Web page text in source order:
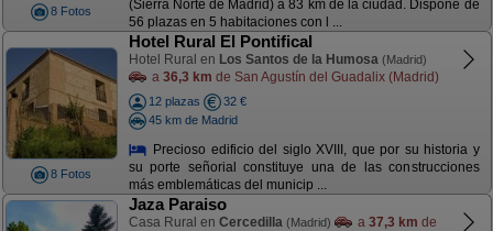
8 Fotos
(Sierra Norte de Madrid) a 83 km de la ciudad. Dispone de
56 plazas en 5 habitaciones con l ...
8 Fotos
Hotel Rural El Pontifical
Hotel Rural en Los Santos de la Humosa (Madrid)
a 36,3 km de San Agustín del Guadalix (Madrid)
12 plazas
32 €
45 km de Madrid
Precioso edificio del siglo XVIII, que por su historia y
su porte señorial constituye una de las construcciones
más emblemáticas del municip ...
Jaza Paraiso
Casa Rural en Cercedilla (Madrid) a 37,3 km de